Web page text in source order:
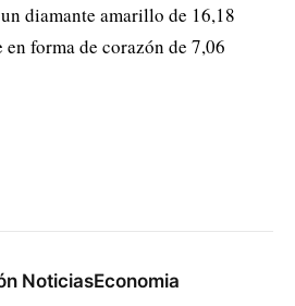
diamante amarillo de 16,18
forma de corazón de 7,06
NoticiasEconomia